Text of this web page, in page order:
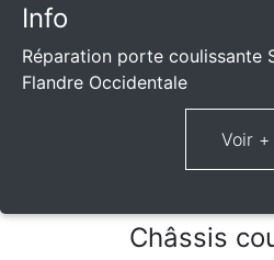
Info
Réparation porte coulissante
Flandre Occidentale
Châssis